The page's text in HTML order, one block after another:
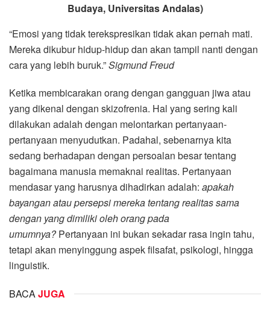
Budaya, Universitas Andalas)
“Emosi yang tidak terekspresikan tidak akan pernah mati.
Mereka dikubur hidup-hidup dan akan tampil nanti dengan
cara yang lebih buruk.”Sigmund Freud
Ketika membicarakan orang dengan gangguan jiwa atau
yang dikenal dengan skizofrenia. Hal yang sering kali
dilakukan adalah dengan melontarkan pertanyaan-
pertanyaan menyudutkan. Padahal, sebenarnya kita
sedang berhadapan dengan persoalan besar tentang
bagaimana manusia memaknai realitas. Pertanyaan
mendasar yang harusnya dihadirkan adalah: apakah
bayangan atau persepsi mereka tentang realitas sama
dengan yang dimiliki oleh orang pada
umumnya?Pertanyaan ini bukan sekadar rasa ingin tahu,
tetapi akan menyinggung aspek filsafat, psikologi, hingga
linguistik.
BACAJUGA